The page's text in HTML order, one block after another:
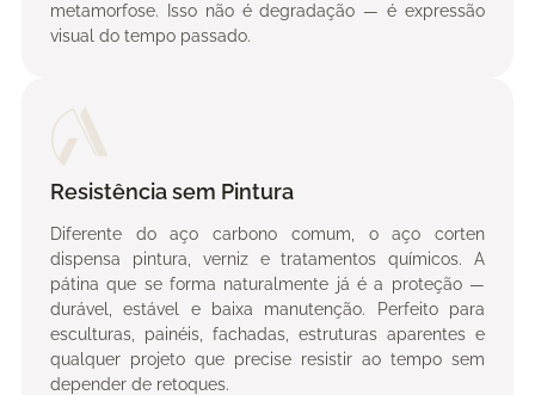
metamorfose. Isso não é degradação — é expressão
visual do tempo passado.
Resistência sem Pintura
Diferente do aço carbono comum, o aço corten
dispensa pintura, verniz e tratamentos químicos. A
pátina que se forma naturalmente já é a proteção —
durável, estável e baixa manutenção. Perfeito para
esculturas, painéis, fachadas, estruturas aparentes e
qualquer projeto que precise resistir ao tempo sem
depender de retoques.